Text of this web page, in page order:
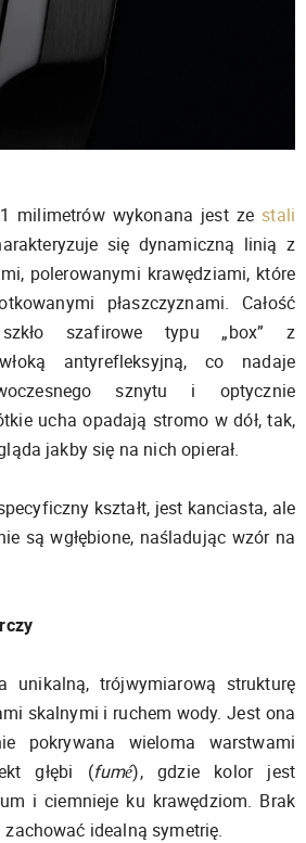
milimetrów wykonana jest ze stali
się dynamiczną linią z
polerowanymi krawędziami, które
płaszczyznami. Całość
szafirowe typu „box” z
antyrefleksyjną, co nadaje
sznytu i optycznie
ucha opadają stromo w dół, tak,
jakby się na nich opierał.
kształt, jest kanciasta, ale
są wgłębione, naśladując wzór na
unikalną, trójwymiarową strukturę
skalnymi i ruchem wody. Jest ona
pokrywana wieloma warstwami
głębi (fumé), gdzie kolor jest
i ciemnieje ku krawędziom. Brak
idealną symetrię.